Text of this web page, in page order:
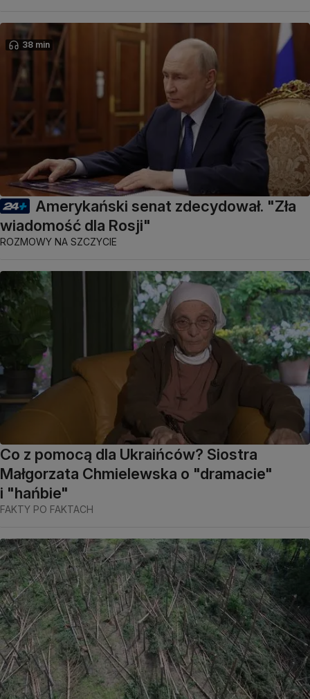
38 min
Amerykański senat zdecydował. "Zła
wiadomość dla Rosji"
ROZMOWY NA SZCZYCIE
Co z pomocą dla Ukraińców? Siostra
Małgorzata Chmielewska o "dramacie"
i "hańbie"
FAKTY PO FAKTACH